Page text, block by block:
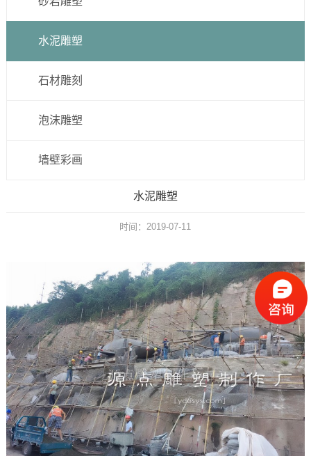
水泥雕塑
石材雕刻
泡沫雕塑
墙壁彩画
水泥雕塑
时间：2019-07-11